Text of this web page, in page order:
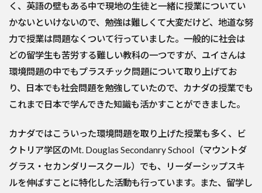
く、英語の壁もある中で現地の生徒と一緒に授業についてい
かないといけないので、勉強は難しくて大変だけど、地道な努
力で授業は問題なくついて行っていました。一般的に社会は
どの留学生も苦労する難しい教科の一つですが、ユイさんは
環境問題の中でもプラスチック問題について取り上げてお
り、日本でも社会問題を勉強していたので、カナダの授業でも
これまで日本で学んできた知識も活かすことができました。
カナダではこういった環境問題を取り上げた授業も多く、ビ
クトリア学区のMt. Douglas Secondanry School（マウントダ
グラス・セカンダリースクール）でも、リーダーシップスキ
ルを伸ばすことに特化した活動も行っています。また、留学し